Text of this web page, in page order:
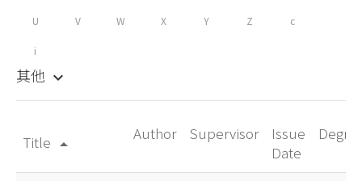
U V W X Y Z c
i
其他 keyboard_arrow_down
Title arrow_drop_up
Author Supervisor
Issue
Date